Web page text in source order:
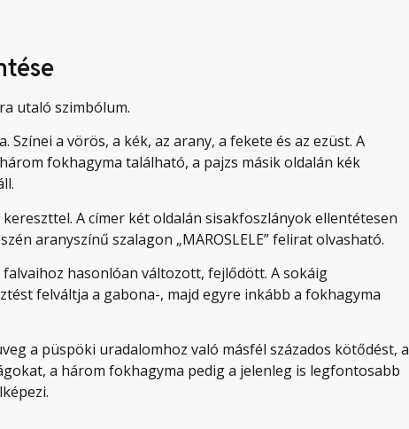
utaló szimbólum.
Színei a vörös, a kék, az arany, a fekete és az ezüst. A
fokhagyma található, a pajzs másik oldalán kék
A címer két oldalán sisakfoszlányok ellentétesen
aranyszínű szalagon „MAROSLELE” felirat olvasható.
falvaihoz hasonlóan változott, fejlődött. A sokáig
felváltja a gabona-, majd egyre inkább a fokhagyma
a püspöki uradalomhoz való másfél százados kötődést, a
a három fokhagyma pedig a jelenleg is legfontosabb